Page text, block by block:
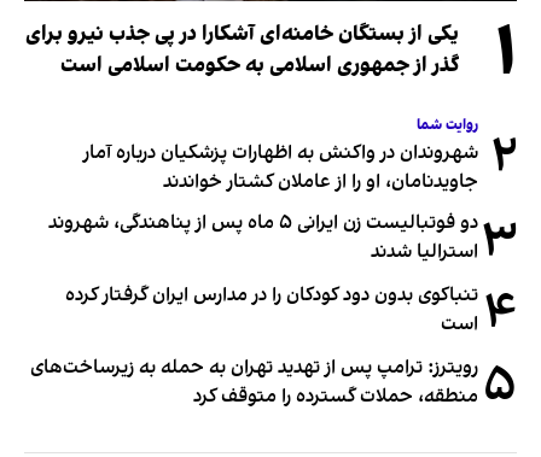
۱
یکی از بستگان خامنه‌ای آشکارا در پی جذب نیرو برای
گذر از جمهوری اسلامی به حکومت اسلامی است
۲ روایت شما
شهروندان در واکنش به اظهارات پزشکیان درباره آمار
جاویدنامان، او را از عاملان کشتار خواندند
۳
دو فوتبالیست زن ایرانی ۵ ماه پس از پناهندگی، شهروند
استرالیا شدند
۴ تنباکوی بدون دود کودکان را در مدارس ایران گرفتار کرده
است
۵ رویترز: ترامپ پس از تهدید تهران به حمله به زیرساخت‌های
منطقه، حملات گسترده را متوقف کرد